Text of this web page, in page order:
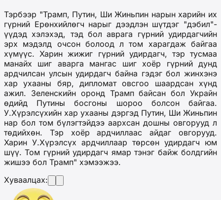
Тэрбээр "Трамп, Путин, Ши Жиньпин нарын харийн их
гүрний Ерөнхийлөгч нарыг дээдлэн шүтдэг "дэбил"-
үүдэд хэлэхэд, тэд бол аврага гүрний удирдагчийн
эрх мэдэлд очсон болоод л том харагдаж байгаа
хүмүүс. Харин жижиг гүрний удирдагч, тэр тусмаа
манайх шиг аварга мангас шиг хоёр гүрний дунд
ардчилсан улсын удирдагч байна гэдэг бол жинхэнэ
хар ухааны бяр, дипломат овсгоо шаардсан хүнд
ажил. Зеленскийн оронд Трамп байсан бол Украйн
өдийд Путины босгоны шороо болсон байгаа.
У.Хүрэлсүхийн хар ухааны дэргэд Путин, Ши Жиньпин
нар бол том бүлэгтэйдээ аархсан дошны овгорууд л
төдийхөн. Тэр хоёр ардчиллаас айдаг овгорууд.
Харин У.Хүрэлсүх ардчиллаар төрсөн удирдагч юм
шүү. Том гүрний удирдагч ямар тэнэг байж болдгийн
жишээ бол Трамп" хэмээжээ.
Хуваалцах: